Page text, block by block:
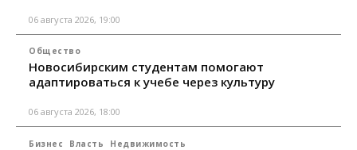
06 августа 2026, 19:00
Общество
Новосибирским студентам помогают
адаптироваться к учебе через культуру
06 августа 2026, 18:00
Бизнес Власть Недвижимость